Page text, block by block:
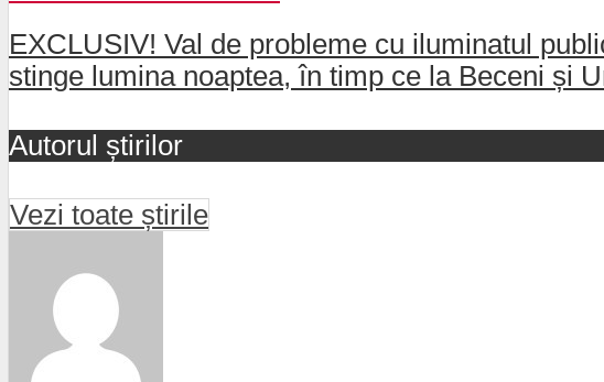
EXCLUSIV! Val de probleme cu iluminatul
stinge lumina noaptea, în timp ce la Beceni și
Autorul știrilor
Vezi toate știrile